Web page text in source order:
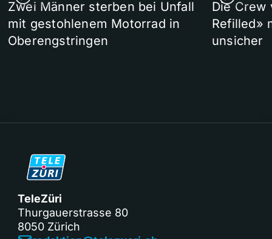
Zwei Männer sterben bei Unfall
mit gestohlenem Motorrad in
Oberengstringen
Die Crew
Refilled»
unsicher
TeleZüri
Thurgauerstrasse 80
8050 Zürich